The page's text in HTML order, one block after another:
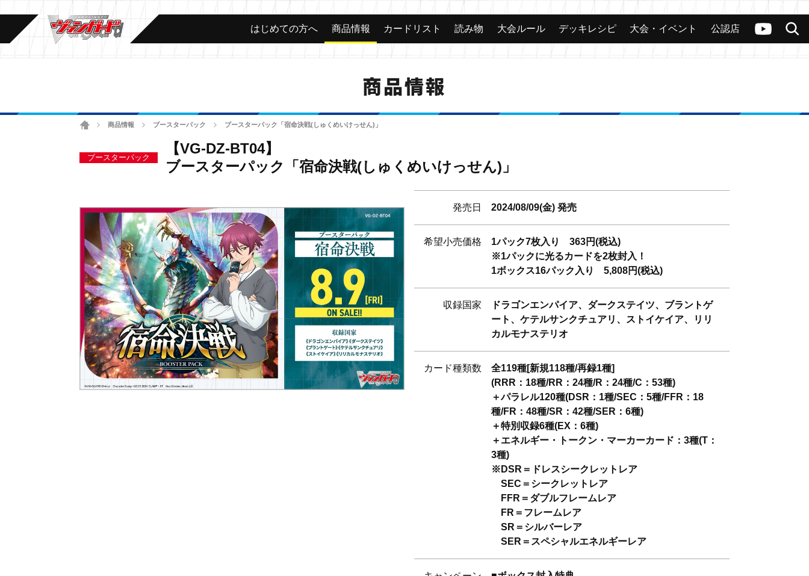
ヴァンガードch
検索
カード 大会 公認店舗 その他
はじめての方へ 商品情報 カードリスト 読み物 大会ルール デッキレシピ 大会・イベント 公認店
商品情報
ホーム商品情報 ブースターパック ブースターパック「宿命決戦(しゅくめいけっせん)」
ブースターパック
【VG-DZ-BT04】
ブースターパック「宿命決戦(しゅくめいけっせん)」
発売日 2024/08/09(金) 発売
希望小売価格
1パック7枚入り 363円(税込)
※1パックに光るカードを2枚封入！
1ボックス16パック入り 5,808円(税込)
収録国家
ドラゴンエンパイア、ダークステイツ、ブラントゲ
ート、ケテルサンクチュアリ、ストイケイア、リリ
カルモナステリオ
カード種類数
全119種[新規118種/再録1種]
(RRR：18種/RR：24種/R：24種/C：53種)
＋パラレル120種(DSR：1種/SEC：5種/FFR：18
種/FR：48種/SR：42種/SER：6種)
＋特別収録6種(EX：6種)
＋エネルギー・トークン・マーカーカード：3種(T：
3種)
※DSR＝ドレスシークレットレア
SEC＝シークレットレア
FFR＝ダブルフレームレア
FR＝フレームレア
SR＝シルバーレア
SER＝スペシャルエネルギーレア